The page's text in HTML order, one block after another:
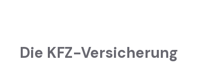
Die KFZ-Versicherung